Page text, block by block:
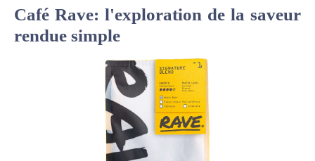
Café Rave: l'exploration de la saveur
rendue simple